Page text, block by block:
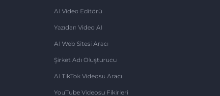
AI Video Editörü
Yazıdan Video AI
AI Web Sitesi Aracı
Şirket Adı Oluşturucu
AI TikTok Videosu Aracı
YouTube Videosu Fikirleri